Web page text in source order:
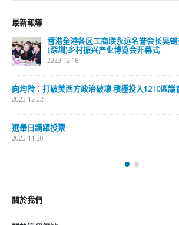
最新報導
香港全港各区工商联永远名誉会长吴
(深圳)乡村振兴产业博览会开幕式
2023-12-18
向均羚：打破美西方政治破壞 積極投入1210區議
2023-12-02
選舉日踴躍投票
2023-11-30
關於我們